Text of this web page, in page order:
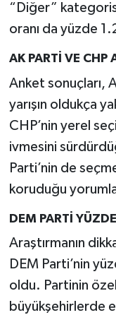
“Diğer”
oranı da yüzde
AK PARTİ VE CHP
Anket sonuçları,
yarışın oldukça
CHP’nin yerel
ivmesini
Parti’nin de
koruduğu
DEM PARTİ
Araştırmanın
DEM Parti’nin
oldu. Partinin
büyükşehirlerde